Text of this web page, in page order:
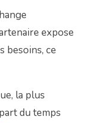
expose
besoins, ce
la plus
du temps